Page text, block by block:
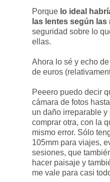
Porque lo ideal
las lentes según
seguridad sobre lo
ellas.
Ahora lo sé y echo
de euros
Peeero puedo decir
cámara de fotos
un daño irreparable
comprar otra, con la
mismo error. Sólo
105mm para viajes,
sesiones, que
hacer paisaje y
me vale para casi